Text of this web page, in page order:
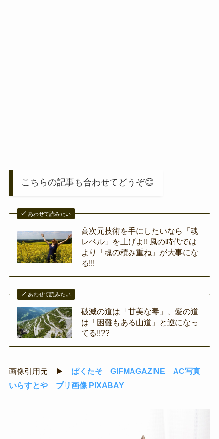
こちらの記事も合わせてどうぞ😊
あわせて読みたい
高次元技術を手にしたいなら「魂
レベル」を上げよ!! 風の時代では
より「魂の積み重ね」が大事にな
る!!!
あわせて読みたい
破滅の道は「甘美な毒」、愛の道
は「困難もある山道」と逆になっ
てる!!??
画像引用元 ▶ ぱくたそ GIFMAGAZINE
AC写真
いらすとや
プリ画像 PIXABAY